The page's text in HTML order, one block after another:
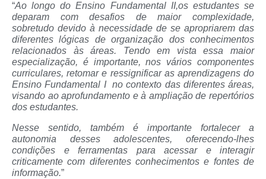
“Ao longo do Ensino Fundamental II,os estudantes se
deparam com desafios de maior complexidade,
sobretudo devido à necessidade de se apropriarem das
diferentes lógicas de organização dos conhecimentos
relacionados às áreas. Tendo em vista essa maior
especialização, é importante, nos vários componentes
curriculares, retomar e ressignificar as aprendizagens do
Ensino Fundamental I no contexto das diferentes áreas,
visando ao aprofundamento e à ampliação de repertórios
dos estudantes.
Nesse sentido, também é importante fortalecer a
autonomia desses adolescentes, oferecendo-lhes
condições e ferramentas para acessar e interagir
criticamente com diferentes conhecimentos e fontes de
informação.”